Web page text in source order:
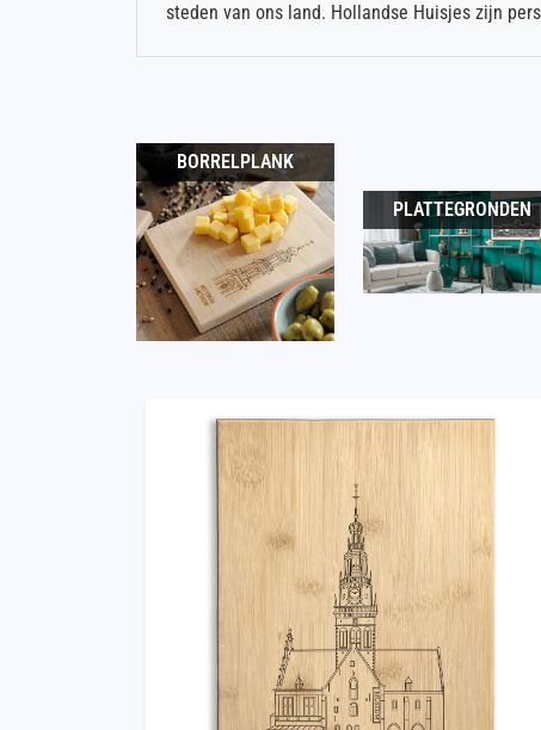
steden van ons land. Hollandse Huisjes zijn
BORRELPLANK
PLATTEGRONDEN